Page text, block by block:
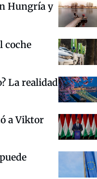
Hungría y
coche
La realidad
a Viktor